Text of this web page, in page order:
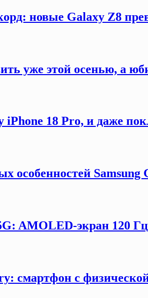
новые Galaxy Z8
уже этой осенью, а
18 Pro, и даже
особенностей Samsung
AMOLED-экран 120
смартфон с